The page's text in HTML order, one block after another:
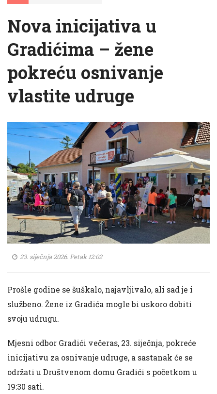
Nova inicijativa u
Gradićima – žene
pokreću osnivanje
vlastite udruge
23. siječnja 2026. Petak 12:02
Prošle godine se šuškalo, najavljivalo, ali sad je i
službeno. Žene iz Gradića mogle bi uskoro dobiti
svoju udrugu.
Mjesni odbor Gradići večeras, 23. siječnja, pokreće
inicijativu za osnivanje udruge, a sastanak će se
održati u Društvenom domu Gradići s početkom u
19:30 sati.